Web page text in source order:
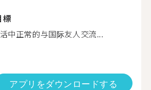
標
中正常的与国际友人交流...
アプリをダウンロードする